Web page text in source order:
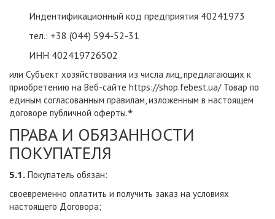
Индентификационный код предприятия 40241973
тел.: +38 (044) 594-52-31
ИНН 402419726502
или Субъект хозяйствования из числа лиц, предлагающих к
приобретению на Веб-сайте https://shop.febest.ua/Товар по
единым согласованным правилам, изложенным в настоящем
договоре публичной оферты.*
ПРАВА И ОБЯЗАННОСТИ
ПОКУПАТЕЛЯ
5.1. Покупатель обязан:
своевременно оплатить и получить заказ на условиях
настоящего Договора;